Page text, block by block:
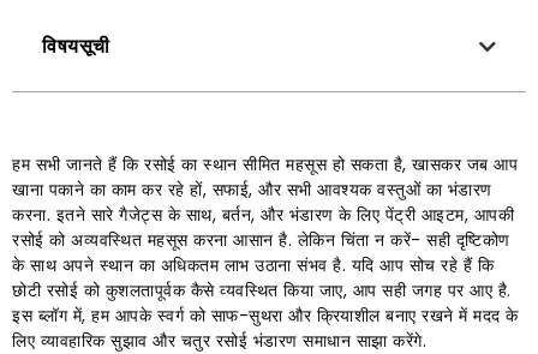
विषयसूची
हम सभी जानते हैं कि रसोई का स्थान सीमित महसूस हो सकता है, खासकर जब आप
खाना पकाने का काम कर रहे हों, सफाई, और सभी आवश्यक वस्तुओं का भंडारण
करना. इतने सारे गैजेट्स के साथ, बर्तन, और भंडारण के लिए पेंट्री आइटम, आपकी
रसोई को अव्यवस्थित महसूस करना आसान है. लेकिन चिंता न करें- सही दृष्टिकोण
के साथ अपने स्थान का अधिकतम लाभ उठाना संभव है. यदि आप सोच रहे हैं कि
छोटी रसोई को कुशलतापूर्वक कैसे व्यवस्थित किया जाए, आप सही जगह पर आए है.
इस ब्लॉग में, हम आपके स्वर्ग को साफ-सुथरा और क्रियाशील बनाए रखने में मदद के
लिए व्यावहारिक सुझाव और चतुर रसोई भंडारण समाधान साझा करेंगे.